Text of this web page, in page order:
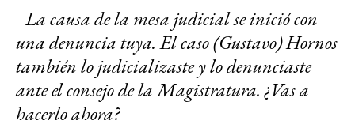
–La causa de la mesa judicial se inició con
una denuncia tuya. El caso (Gustavo) Hornos
también lo judicializaste y lo denunciaste
ante el consejo de la Magistratura. ¿Vas a
hacerlo ahora?